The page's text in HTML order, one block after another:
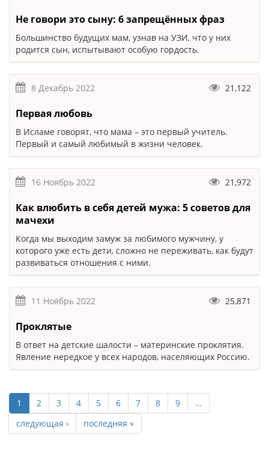
Не говори это сыну: 6 запрещённых фраз
Большинство будущих мам, узнав на УЗИ, что у них
родится сын, испытывают особую гордость.
8 Декабрь 2022 21,122
Первая любовь
В Исламе говорят, что мама – это первый учитель.
Первый и самый любимый в жизни человек.
16 Ноябрь 2022 21,972
Как влюбить в себя детей мужа: 5 советов для
мачехи
Когда мы выходим замуж за любимого мужчину, у
которого уже есть дети, сложно не переживать, как будут
развиваться отношения с ними.
11 Ноябрь 2022 25,871
Проклятые
В ответ на детские шалости – материнские проклятия.
Явление нередкое у всех народов, населяющих Россию.
1 2 3 4 5 6 7 8 9
…
следующая ›
последняя »